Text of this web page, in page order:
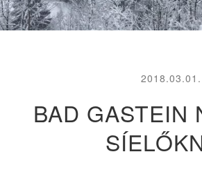
2018.03.01.
BAD GASTEIN